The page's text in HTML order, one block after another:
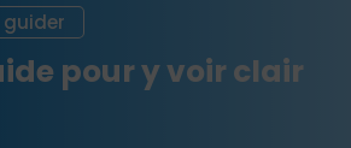
pour y voir clair